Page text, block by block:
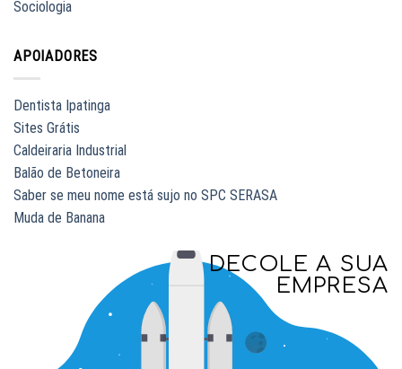
Sociologia
APOIADORES
Dentista Ipatinga
Sites Grátis
Caldeiraria Industrial
Balão de Betoneira
Saber se meu nome está sujo no SPC SERASA
Muda de Banana
DECOLE A SUA
EMPRESA